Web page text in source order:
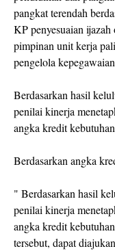
pangkat terendah
KP penyesuaian
pimpinan unit kerja
pengelola
Berdasarkan hasil
penilai kinerja
angka kredit
Berdasarkan angka
" Berdasarkan hasil
penilai kinerja
angka kredit
tersebut, dapat